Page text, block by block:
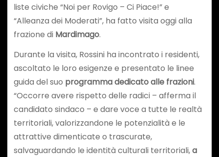
liste civiche “Noi per Rovigo – Ci Piace!” e
“Alleanza dei Moderati”, ha fatto visita oggi alla
frazione di Mardimago.
Durante la visita, Rossini ha incontrato i residenti,
ascoltato le loro esigenze e presentato le linee
guida del suo programma dedicato alle frazioni.
“Occorre avere rispetto delle radici – afferma il
candidato sindaco – e dare voce a tutte le realtà
territoriali, valorizzandone le potenzialità e le
attrattive dimenticate o trascurate,
salvaguardando le identità culturali territoriali,a